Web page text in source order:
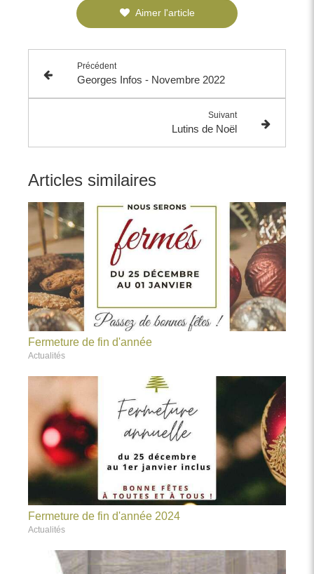
Aimer l'article
Précédent
Georges Infos - Novembre 2022
Suivant
Lutins de Noël
Articles similaires
Fermeture de fin d'année
Actualités
Fermeture de fin d'année 2024
Actualités